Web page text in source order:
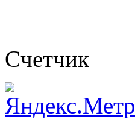
Cчетчик